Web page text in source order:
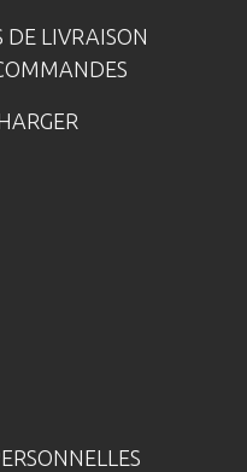
DE LIVRAISON